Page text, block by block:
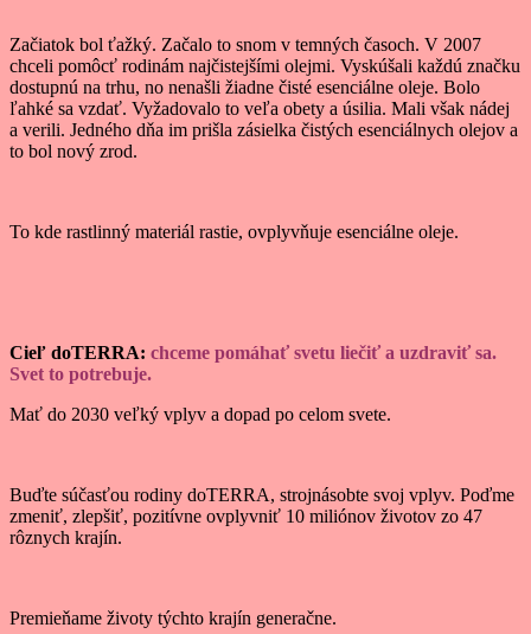
Začiatok bol ťažký. Začalo to snom v temných časoch. V 2007
chceli pomôcť rodinám najčistejšími olejmi. Vyskúšali každú značku
dostupnú na trhu, no nenašli žiadne čisté esenciálne oleje. Bolo
ľahké sa vzdať. Vyžadovalo to veľa obety a úsilia. Mali však nádej
a verili. Jedného dňa im prišla zásielka čistých esenciálnych olejov a
to bol nový zrod.
To kde rastlinný materiál rastie, ovplyvňuje esenciálne oleje.
Cieľ doTERRA: chceme pomáhať svetu liečiť a uzdraviť sa.
Svet to potrebuje.
Mať do 2030 veľký vplyv a dopad po celom svete.
Buďte súčasťou rodiny doTERRA, strojnásobte svoj vplyv. Poďme
zmeniť, zlepšiť, pozitívne ovplyvniť 10 miliónov životov zo 47
rôznych krajín.
Premieňame životy týchto krajín generačne.